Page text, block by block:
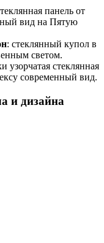
панель от
вид на Пятую
: стеклянный купол в
светом.
узорчатая стеклянная
современный вид.
и дизайна